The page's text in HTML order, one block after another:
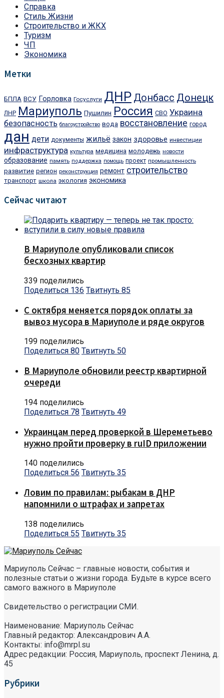
Справка
Стиль Жизни
Строительство и ЖКХ
Туризм
ЧП
Экономика
Метки
БПЛА ВСУ Горловка Госуслуги ДНР Донбасс Донецк
ЛНР Мариуполь Пушилин Россия СВО Украина
безопасность благоустройство вода восстановление город
дан дети документы жильё закон здоровье инвестиции
инфраструктура культура медицина молодежь новости
образование память поддержка помощь проект промышленность
развитие регион реконструкция ремонт строительство
транспорт школа экология экономика
Сейчас читают
В Мариуполе опубликовали список
бесхозных квартир
339 поделились
Поделиться 136 Твитнуть 85
С октября меняется порядок оплаты за
вывоз мусора в Мариуполе и ряде округов
199 поделились
Поделиться 80 Твитнуть 50
В Мариуполе обновили реестр квартирной
очереди
194 поделились
Поделиться 78 Твитнуть 49
Украинцам перед проверкой в Шереметьево
нужно пройти проверку в ruID приложении
140 поделились
Поделиться 56 Твитнуть 35
Ловим по правилам: рыбакам в ДНР
напомнили о штрафах и запретах
138 поделились
Поделиться 55 Твитнуть 35
Мариуполь Сейчас – главные новости, события и
полезные статьи о жизни города. Будьте в курсе всего
самого важного в Мариуполе
Свидетельство о регистрации СМИ.
Наименование: Мариуполь Сейчас
Главный редактор: Александрович А.А.
Контакты: info@mrpl.su
Адрес редакции: Россия, Мариуполь, проспект Ленина, д.
45
Рубрики